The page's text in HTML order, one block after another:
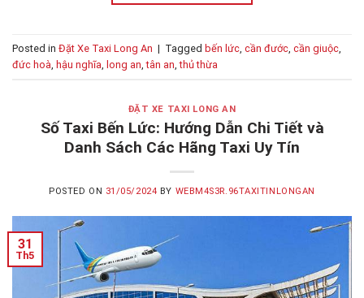
Posted in Đặt Xe Taxi Long An | Tagged bến lức cần đước cần giuộc
đức hoà hậu nghĩa long an ,tân an ,thủ thừa
ĐẶT XE TAXI LONG AN
Số Taxi Bến Lức: Hướng Dẫn Chi Tiết và
Danh Sách Các Hãng Taxi Uy Tín
POSTED ON 31/05/2024 BY WEBM4S3R.96TAXITINLONGAN
31
Th5